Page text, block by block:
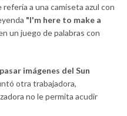
a una camiseta azul con
"I'm here to make a
un juego de palabras con
imágenes del Sun
otra trabajadora,
no le permita acudir